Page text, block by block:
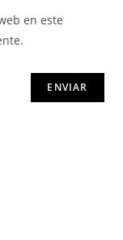
en este